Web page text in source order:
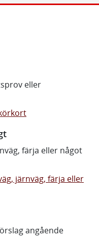
eller
färja eller något
järnväg, färja eller
angående